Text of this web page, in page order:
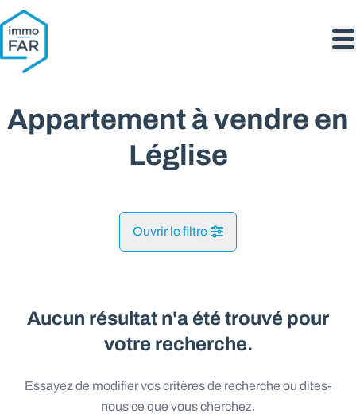
Aller au contenu principal
Appartement à vendre en
Léglise
Ouvrir le filtre
Ebly (6860) Remove
Appartement Remove
Vue de la carte
Recherche Trier par
Aucun résultat n'a été trouvé pour
votre recherche.
Essayez de modifier vos critères de recherche ou dites-
nous ce que vous cherchez.